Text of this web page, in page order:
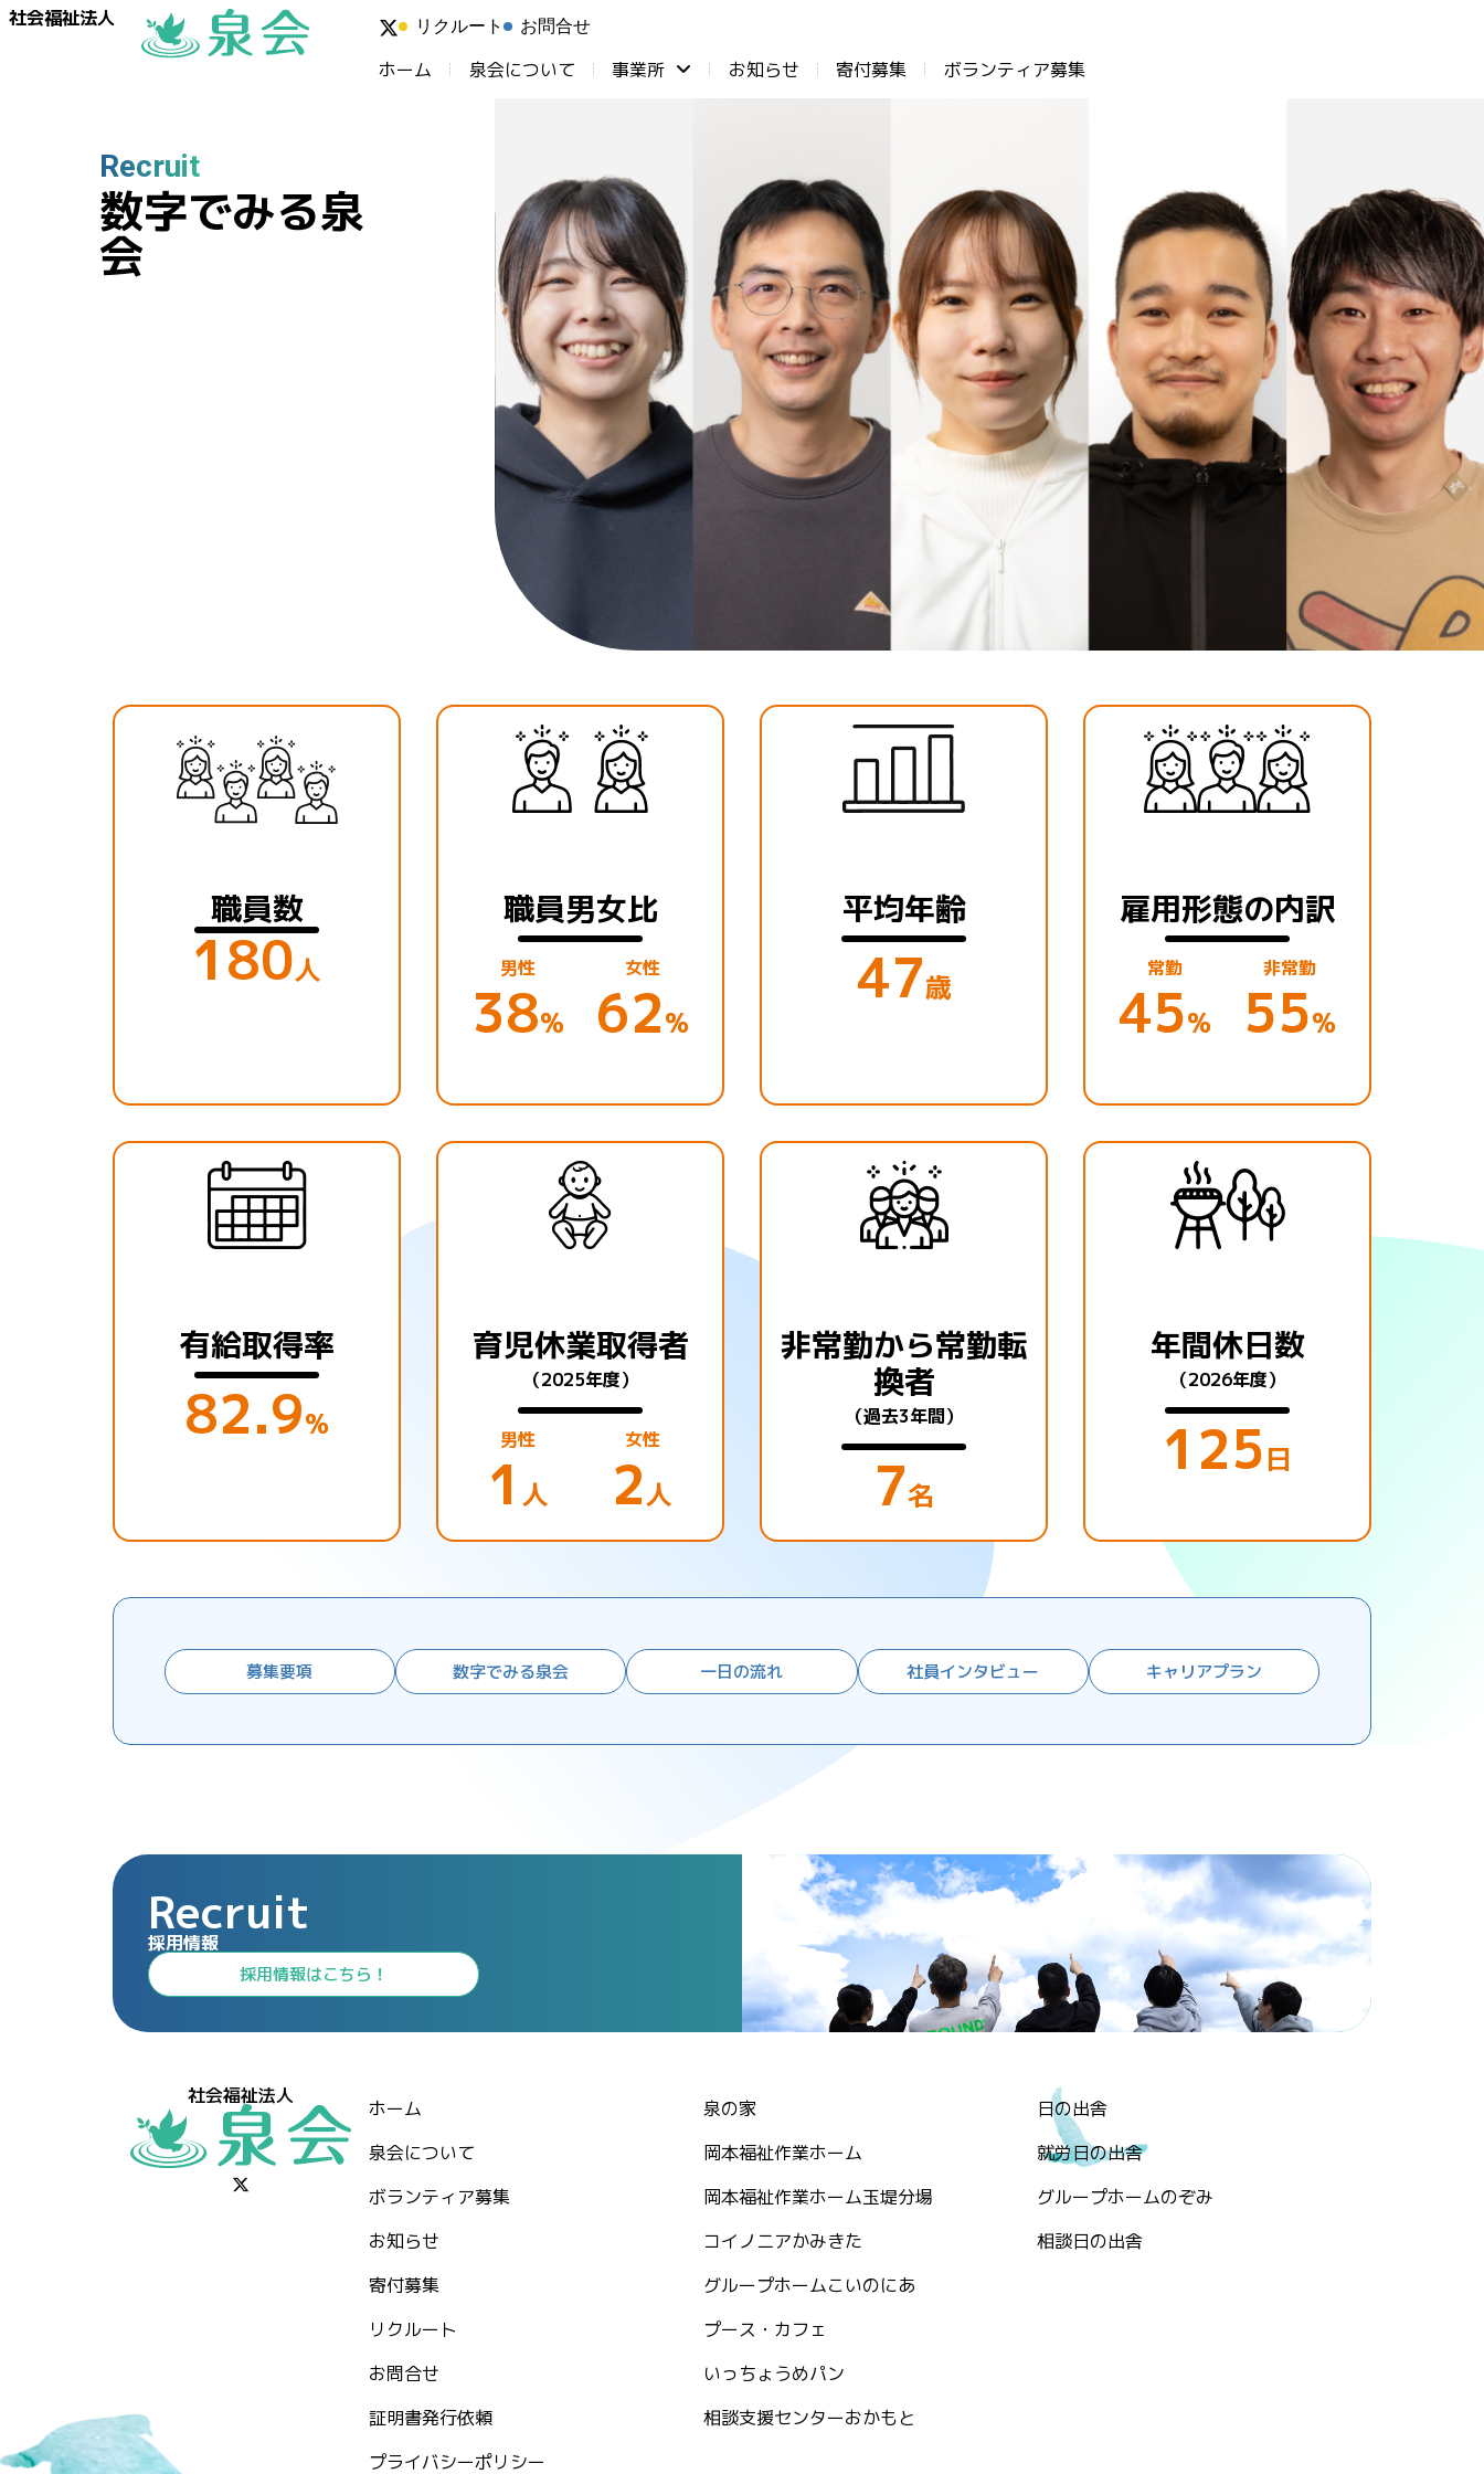
社会福祉法人 リクルート お問合せ
ホーム 泉会について 事業所 お知らせ ⁨寄付募集 ボランティア募集
Recruit
数字でみる泉
会
職員数
180人
職員男女比
男性
38%
女性
62%
平均年齢
47歳
雇用形態の内訳
常勤
45%
非常勤
55%
有給取得率
82.9%
育児休業取得者
（2025年度）
男性
1 人
女性
2人
非常勤から常勤転
換者
（過去3年間）
7名
年間休日数
（2026年度）
125日
募集要項 数字でみる泉会 一日の流れ ⁩社員インタビュー キャリアプラン
Recruit
採用情報
⁩採用情報⁩はこちら！
社会福祉法人
ホーム
泉会について
ボランティア募集
お知らせ
⁨寄付募集
リクルート
お問合せ
証明書発行依頼
プライバシーポリシー
泉の家
岡本福祉作業ホーム
岡本福祉作業ホーム玉堤分場
コイノニアかみきた
グループホームこいのにあ
プース・カフェ
いっちょうめパン
相談支援センターおかもと
日の出舎
就労日の出舎
グループホームのぞみ
相談日の出舎